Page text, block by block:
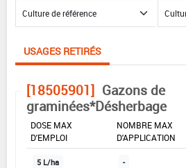
USAGES RETIRÉS
[18505901] Gazons de
graminées*Désherbage
DOSE MAX
D'EMPLOI
NOMBRE MAX
D'APPLICATION
5 L/ha -